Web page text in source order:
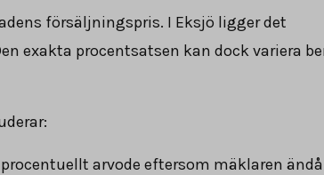
försäljningspris. I Eksjö ligger det
exakta procentsatsen kan dock variera
arvode eftersom mäklaren